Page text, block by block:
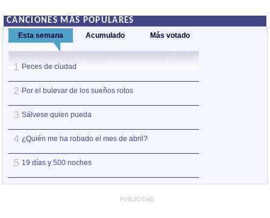
CANCIONES MÁS POPULARES
Esta semana Acumulado Más votado
1 Peces de ciudad
2 Por el bulevar de los sueños rotos
3 Sálvese quien pueda
4 ¿Quién me ha robado el mes de abril?
5 19 días y 500 noches
PUBLICIDAD